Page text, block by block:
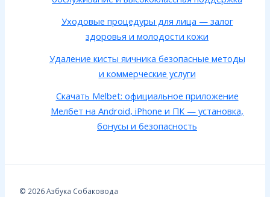
Уходовые процедуры для лица — залог
здоровья и молодости кожи
Удаление кисты яичника безопасные методы
и коммерческие услуги
Скачать Melbet: официальное приложение
Мелбет на Android, iPhone и ПК — установка,
бонусы и безопасность
© 2026 Азбука Собаковода